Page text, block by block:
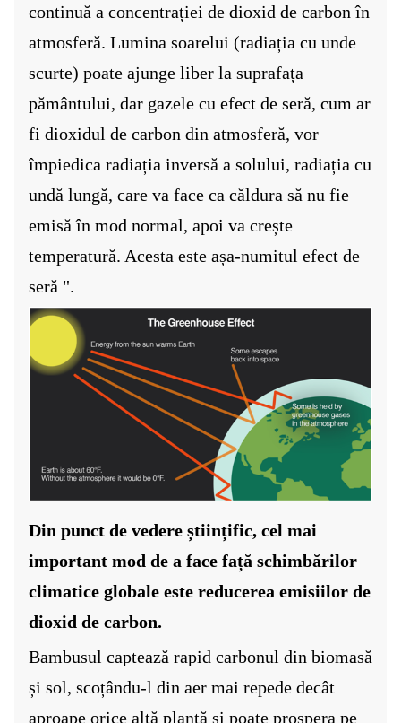
continuă a concentrației de dioxid de carbon în
atmosferă. Lumina soarelui (radiația cu unde
scurte) poate ajunge liber la suprafața
pământului, dar gazele cu efect de seră, cum ar
fi dioxidul de carbon din atmosferă, vor
împiedica radiația inversă a solului, radiația cu
undă lungă, care va face ca căldura să nu fie
emisă în mod normal, apoi va crește
temperatură. Acesta este așa-numitul efect de
seră ".
Din punct de vedere științific, cel mai
important mod de a face față schimbărilor
climatice globale este reducerea emisiilor de
dioxid de carbon.
Bambusul captează rapid carbonul din biomasă
și sol, scoțându-l din aer mai repede decât
aproape orice altă plantă și poate prospera pe